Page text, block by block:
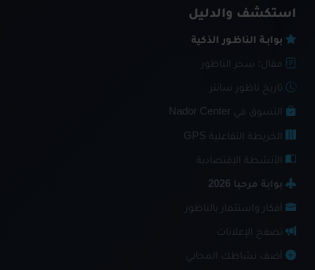
استكشف والدليل
بوابـة الناظـور الذكية
مقال: سحر الناظور
تاريخ ناظور سانتر
التسوق في Nador Center
الخريطة التفاعلية GPS
الأنشطة الاقتصادية
بوابة مرحبا 2026
أفكار واستثمار بالناظور
تصفح الإعلانات
أضف نشاطك المجاني